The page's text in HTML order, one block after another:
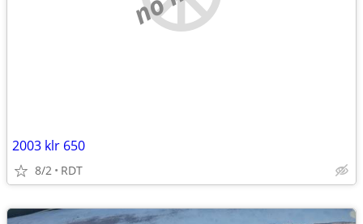
2003 klr 650
8/2 RDT